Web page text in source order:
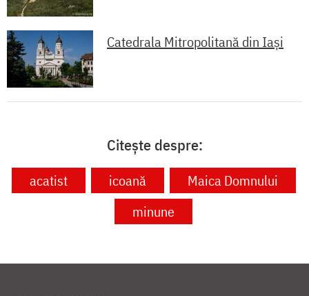
Catedrala Mitropolitană din Iaşi
Citește despre:
acatist icoană
Maica Domnului
minune